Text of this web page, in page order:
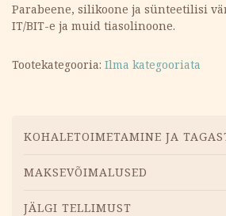
Parabeene, silikoone ja sünteetilisi
IT/BIT-e ja muid tiasolinoone.
Tootekategooria: Ilma kategooriata
Menüü
KOHALETOIMETAMINE JA
MAKSEVÕIMALUSED
JÄLGI TELLIMUST